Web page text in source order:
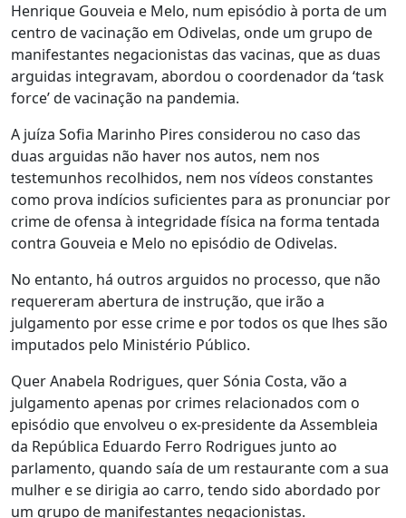
Henrique Gouveia e Melo, num episódio à porta de um
centro de vacinação em Odivelas, onde um grupo de
manifestantes negacionistas das vacinas, que as duas
arguidas integravam, abordou o coordenador da ‘task
force’ de vacinação na pandemia.
A juíza Sofia Marinho Pires considerou no caso das
duas arguidas não haver nos autos, nem nos
testemunhos recolhidos, nem nos vídeos constantes
como prova indícios suficientes para as pronunciar por
crime de ofensa à integridade física na forma tentada
contra Gouveia e Melo no episódio de Odivelas.
No entanto, há outros arguidos no processo, que não
requereram abertura de instrução, que irão a
julgamento por esse crime e por todos os que lhes são
imputados pelo Ministério Público.
Quer Anabela Rodrigues, quer Sónia Costa, vão a
julgamento apenas por crimes relacionados com o
episódio que envolveu o ex-presidente da Assembleia
da República Eduardo Ferro Rodrigues junto ao
parlamento, quando saía de um restaurante com a sua
mulher e se dirigia ao carro, tendo sido abordado por
um grupo de manifestantes negacionistas.